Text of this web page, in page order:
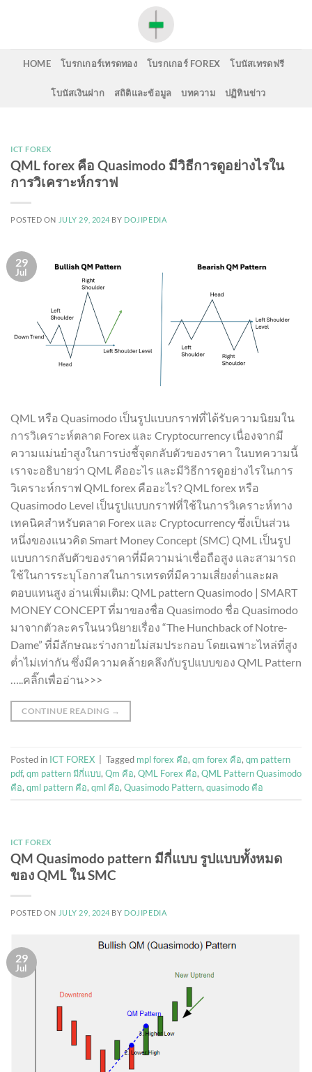
HOME โบรกเกอร์เทรดทอง โบรกเกอร์ FOREX โบนัสเทรดฟรี
โบนัสเงินฝาก สถิติและข้อมูล บทความ ปฏิทินข่าว
ICT FOREX
QML forex คือ Quasimodo มีวิธีการดูอย่างไรใน
การวิเคราะห์กราฟ
POSTED ON JULY 29, 2024 BY DOJIPEDIA
29
Jul
QML หรือ Quasimodo เป็นรูปแบบกราฟที่ได้รับความนิยมใน
การวิเคราะห์ตลาด Forex และ Cryptocurrency เนื่องจากมี
ความแม่นยำสูงในการบ่งชี้จุดกลับตัวของราคา ในบทความนี้
เราจะอธิบายว่า QML คืออะไร และมีวิธีการดูอย่างไรในการ
วิเคราะห์กราฟ QML forex คืออะไร? QML forex หรือ
Quasimodo Level เป็นรูปแบบกราฟที่ใช้ในการวิเคราะห์ทาง
เทคนิคสำหรับตลาด Forex และ Cryptocurrency ซึ่งเป็นส่วน
หนึ่งของแนวคิด Smart Money Concept (SMC) QML เป็นรูป
แบบการกลับตัวของราคาที่มีความน่าเชื่อถือสูง และสามารถ
ใช้ในการระบุโอกาสในการเทรดที่มีความเสี่ยงต่ำและผล
ตอบแทนสูง อ่านเพิ่มเติม: QML pattern Quasimodo | SMART
MONEY CONCEPT ที่มาของชื่อ Quasimodo ชื่อ Quasimodo
มาจากตัวละครในนวนิยายเรื่อง “The Hunchback of Notre-
Dame” ที่มีลักษณะร่างกายไม่สมประกอบ โดยเฉพาะไหล่ที่สูง
ต่ำไม่เท่ากัน ซึ่งมีความคล้ายคลึงกับรูปแบบของ QML Pattern
…..คลิ๊กเพื่ออ่าน>>>
CONTINUE READING →
Posted in ICT FOREX Tagged mpl forex คือ, qm forex คือ, qm pattern
pdf, qm pattern มีกี่แบบ, Qm คือ, QML Forex คือ, QML Pattern Quasimodo
คือ, qml pattern คือ, qml คือ, Quasimodo Pattern, quasimodo คือ
ICT FOREX
QM Quasimodo pattern มีกี่แบบ รูปแบบทั้งหมด
ของ QML ใน SMC
POSTED ON JULY 29, 2024 BY DOJIPEDIA
29
Jul